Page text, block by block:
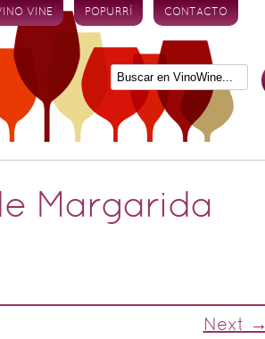
VINE POPURRÍ CONTACTO
Margarida
Next →